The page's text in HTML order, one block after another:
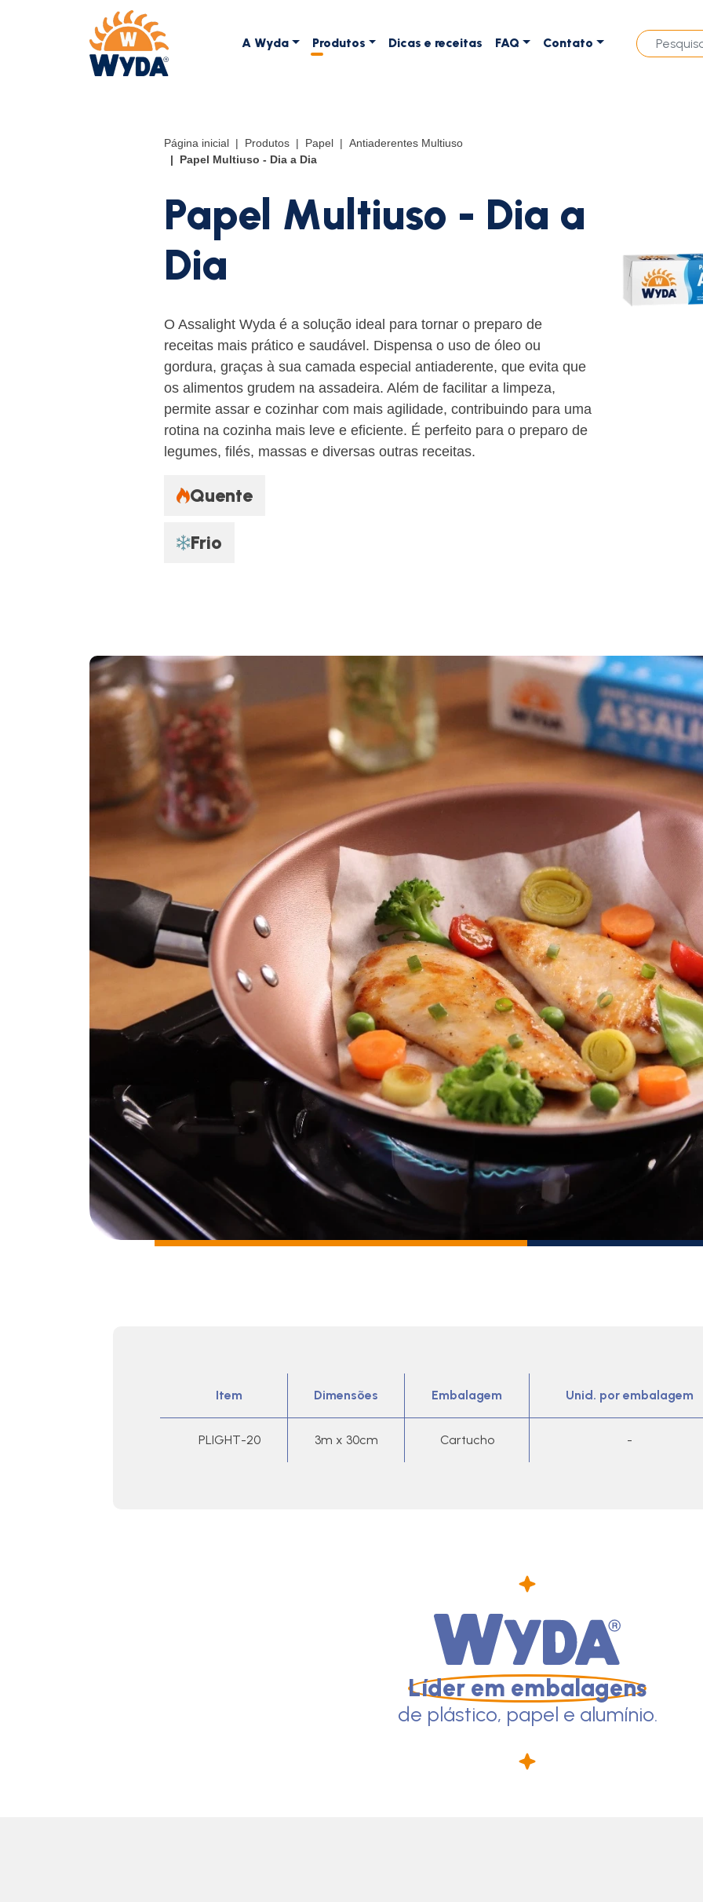
A Wyda Produtos Dicas e receitas FAQ Contato
Página inicial Produtos Papel
Antiaderentes Multiuso
Papel Multiuso - Dia a Dia
Papel Multiuso - Dia a
Dia
O Assalight Wyda é a solução ideal para tornar o preparo de
receitas mais prático e saudável. Dispensa o uso de óleo ou
gordura, graças à sua camada especial antiaderente, que evita que
os alimentos grudem na assadeira. Além de facilitar a limpeza,
permite assar e cozinhar com mais agilidade, contribuindo para uma
rotina na cozinha mais leve e eficiente. É perfeito para o preparo de
legumes, filés, massas e diversas outras receitas.
Quente
Frio
Item Dimensões Embalagem Unid. por embalagem
PLIGHT-20 3m x 30cm Cartucho -
Líder em embalagens
de plástico, papel e alumínio.